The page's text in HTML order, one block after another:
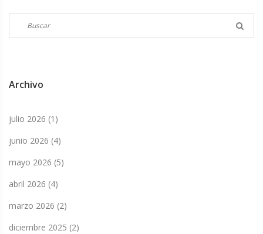
Archivo
julio 2026 (1)
junio 2026 (4)
mayo 2026 (5)
abril 2026 (4)
marzo 2026 (2)
diciembre 2025 (2)